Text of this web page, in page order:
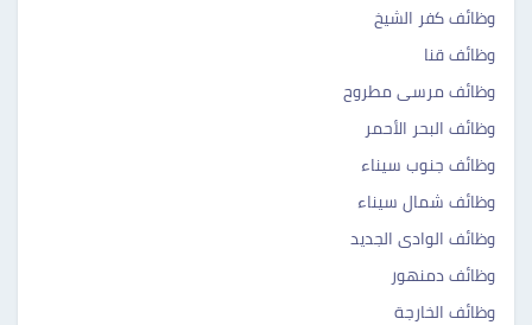
وظائف كفر الشيخ
وظائف قنا
وظائف مرسى مطروح
وظائف البحر الأحمر
وظائف جنوب سيناء
وظائف شمال سيناء
وظائف الوادى الجديد
وظائف دمنهور
وظائف الخارجة